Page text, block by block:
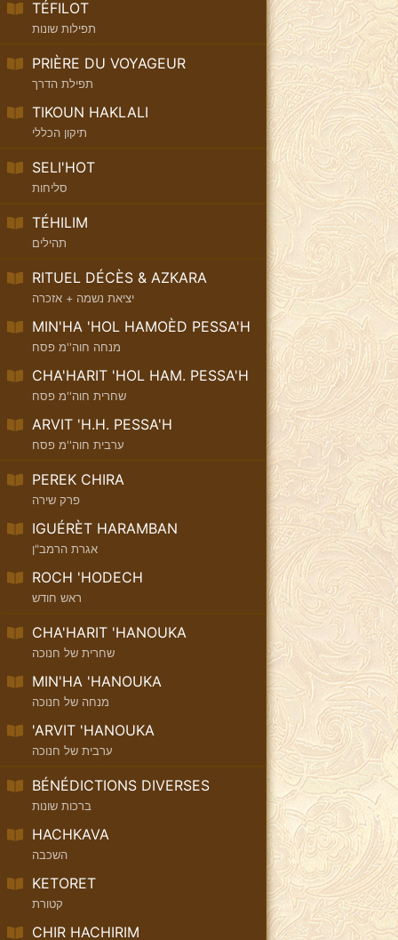
TÉFILOT
תפילות שונות
PRIÈRE DU VOYAGEUR
תפילת הדרך
TIKOUN HAKLALI
תיקון הכללי
SELI'HOT
סליחות
TÉHILIM
תהילים
RITUEL DÉCÈS & AZKARA
יציאת נשמה + אזכרה
MIN'HA 'HOL HAMOÈD PESSA'H
מנחה חוה''מ פסח
CHA'HARIT 'HOL HAM. PESSA'H
שחרית חוה''מ פסח
ARVIT 'H.H. PESSA'H
ערבית חוה''מ פסח
PEREK CHIRA
פרק שירה
IGUÉRÈT HARAMBAN
אגרת הרמב"ן
ROCH 'HODECH
ראש חודש
CHA'HARIT 'HANOUKA
שחרית של חנוכה
MIN'HA 'HANOUKA
מנחה של חנוכה
'ARVIT 'HANOUKA
ערבית של חנוכה
BÉNÉDICTIONS DIVERSES
ברכות שונות
HACHKAVA
השכבה
KETORET
קטורת
CHIR HACHIRIM